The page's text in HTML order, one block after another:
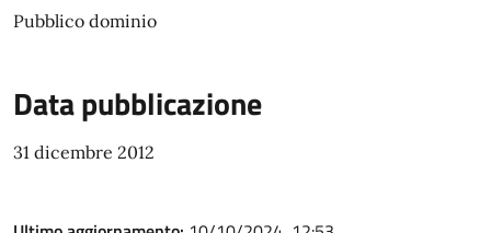
Pubblico dominio
Data pubblicazione
31 dicembre 2012